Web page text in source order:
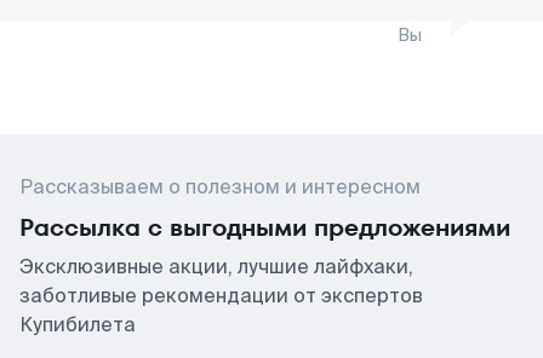
Вы
Рассказываем о полезном и интересном
Рассылка с выгодными предложениями
Эксклюзивные акции, лучшие лайфхаки,
заботливые рекомендации от экспертов
Купибилета